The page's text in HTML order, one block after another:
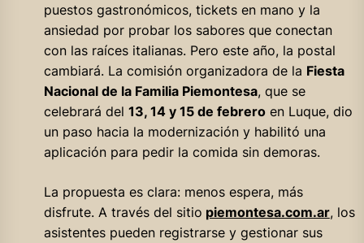
puestos gastronómicos, tickets en mano y la
ansiedad por probar los sabores que conectan
con las raíces italianas. Pero este año, la postal
cambiará. La comisión organizadora de la Fiesta
Nacional de la Familia Piemontesa, que se
celebrará del 13, 14 y 15 de febreroen Luque, dio
un paso hacia la modernización y habilitó una
aplicación para pedir la comida sin demoras.
La propuesta es clara: menos espera, más
disfrute. A través del sitio piemontesa.com.ar, los
asistentes pueden registrarse y gestionar sus